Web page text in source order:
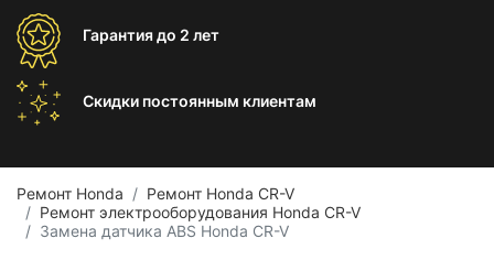
Гарантиядо 2 лет
Скидки постоянным клиентам
Ремонт Honda
Ремонт Honda CR-V
Ремонт электрооборудования Honda CR-V
Замена датчика ABS Honda CR-V